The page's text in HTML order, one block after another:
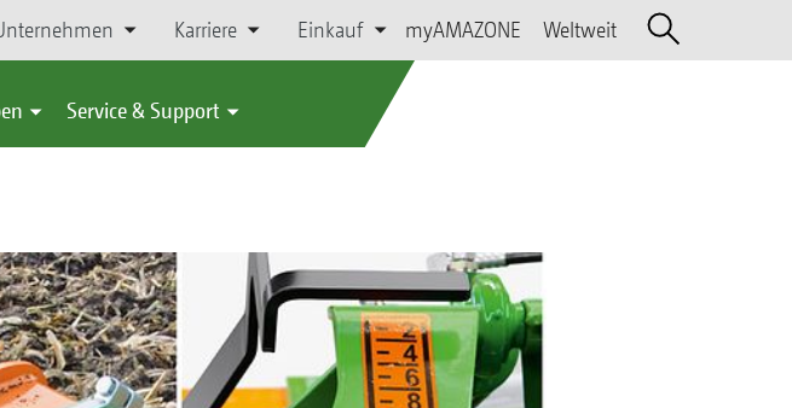
Karriere Einkauf myAMAZONE Weltweit
Service & Support